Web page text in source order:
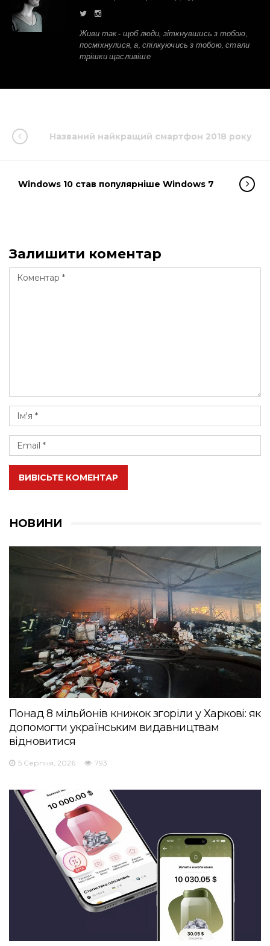
Живи так - щоб люди, зіткнувшись з тобою,
посміхнулися, а, спілкуючись з тобою, стали
трішки щасливіше
Названий найкращий смартфон 2018 року
Windows 10 став популярніше Windows 7
Залишити коментар
ВИВІСЬТЕ КОМЕНТАР
НОВИНИ
Понад 8 мільйонів книжок згоріли у Харкові: як
допомогти українським видавництвам
відновитися
5 Серпня, 2026 793